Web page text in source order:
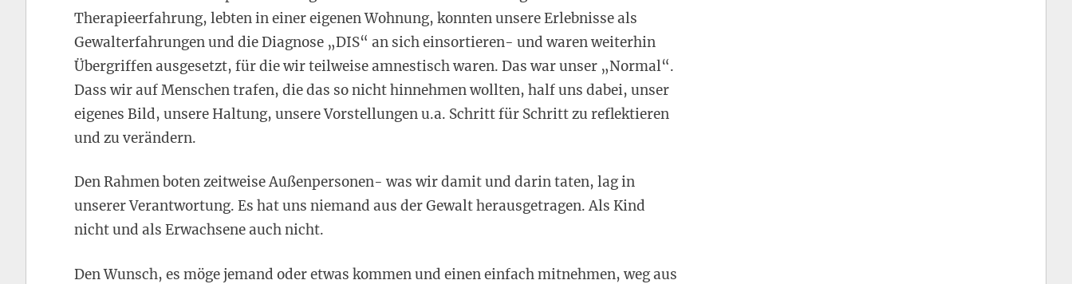
Therapieerfahrung, lebten in einer eigenen Wohnung, konnten unsere Erlebnisse als
Gewalterfahrungen und die Diagnose „DIS“ an sich einsortieren- und waren weiterhin
Übergriffen ausgesetzt, für die wir teilweise amnestisch waren. Das war unser „Normal“.
Dass wir auf Menschen trafen, die das so nicht hinnehmen wollten, half uns dabei, unser
eigenes Bild, unsere Haltung, unsere Vorstellungen u.a. Schritt für Schritt zu reflektieren
und zu verändern.
Den Rahmen boten zeitweise Außenpersonen- was wir damit und darin taten, lag in
unserer Verantwortung. Es hat uns niemand aus der Gewalt herausgetragen. Als Kind
nicht und als Erwachsene auch nicht.
Den Wunsch, es möge jemand oder etwas kommen und einen einfach mitnehmen, weg aus